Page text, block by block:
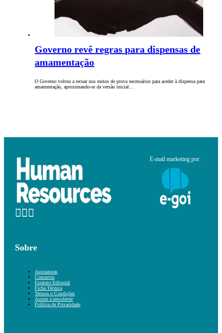
Governo revê regras para dispensas de
amamentação
O Governo voltou a recuar nos meios de prova necessários para aceder à dispensa para
amamentação, aproximando-se da versão inicial…
E-mail marketing por:
Sobre
Assinaturas
Contactos
Estatuto Editorial
Ficha Técnica
Termos e Condições
Assine a newsletter
Política de Privacidade